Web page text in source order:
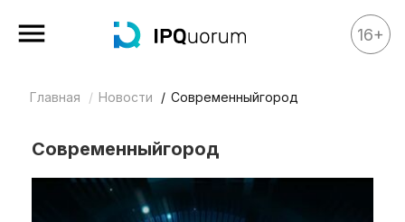
Все материалы
16+
Главная Новости Современныйгород
Современныйгород